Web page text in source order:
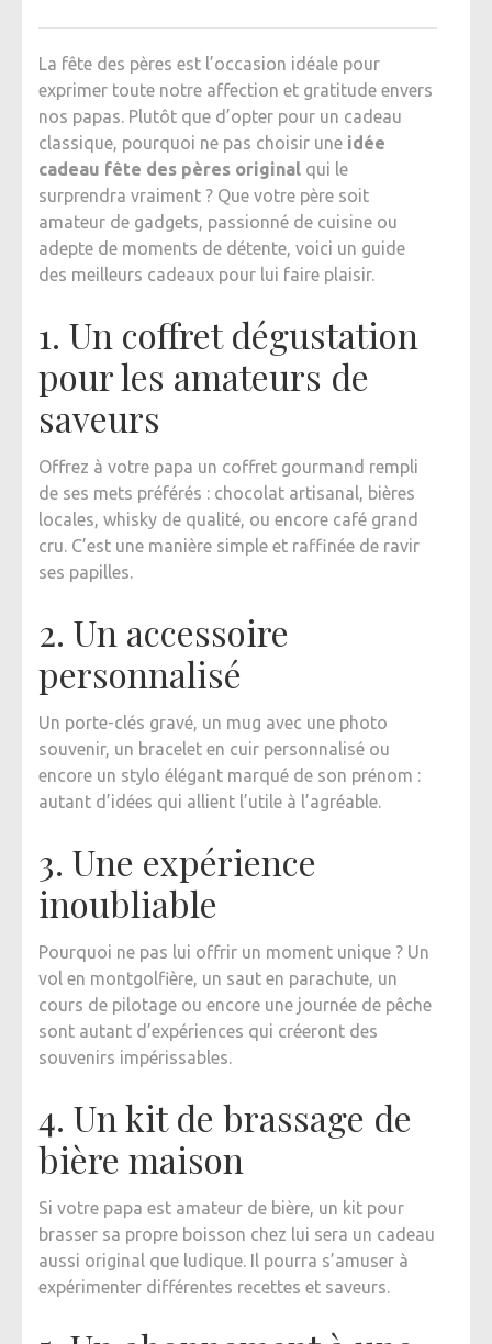
La fête des pères est l’occasion idéale pour
exprimer toute notre affection et gratitude envers
nos papas. Plutôt que d’opter pour un cadeau
classique, pourquoi ne pas choisir une idée
cadeau fête des pères original qui le
surprendra vraiment ? Que votre père soit
amateur de gadgets, passionné de cuisine ou
adepte de moments de détente, voici un guide
des meilleurs cadeaux pour lui faire plaisir.
1. Un coffret dégustation
pour les amateurs de
saveurs
Offrez à votre papa un coffret gourmand rempli
de ses mets préférés : chocolat artisanal, bières
locales, whisky de qualité, ou encore café grand
cru. C’est une manière simple et raffinée de ravir
ses papilles.
2. Un accessoire
personnalisé
Un porte-clés gravé, un mug avec une photo
souvenir, un bracelet en cuir personnalisé ou
encore un stylo élégant marqué de son prénom :
autant d’idées qui allient l’utile à l’agréable.
3. Une expérience
inoubliable
Pourquoi ne pas lui offrir un moment unique ? Un
vol en montgolfière, un saut en parachute, un
cours de pilotage ou encore une journée de pêche
sont autant d’expériences qui créeront des
souvenirs impérissables.
4. Un kit de brassage de
bière maison
Si votre papa est amateur de bière, un kit pour
brasser sa propre boisson chez lui sera un cadeau
aussi original que ludique. Il pourra s’amuser à
expérimenter différentes recettes et saveurs.